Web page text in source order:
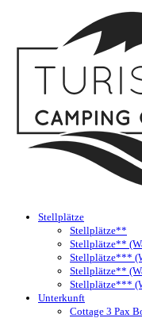
Stellplätze
Stellplätze**
Stellplätze**
Stellplätze***
Stellplätze**
Stellplätze***
Unterkunft
Cottage 3 Pax